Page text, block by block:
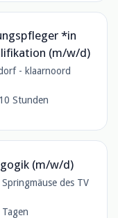
*in
(m/w/d)
- klaarnoord
Stunden
(m/w/d)
des TV